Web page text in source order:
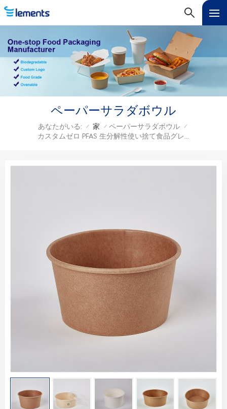
ペーパーサラダボウル
あなたがいる: / 家 / ペーパーサラダボウル /
カスタムゼロ PFAS 生分解性使い捨て食品グレード紙サラダボウル